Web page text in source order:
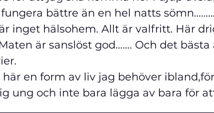
fungera bättre än en
inget hälsohem. Allt är valfritt. Här
är sanslöst god……. Och det
en form av liv jag behöver
ung och inte bara lägga av bara för